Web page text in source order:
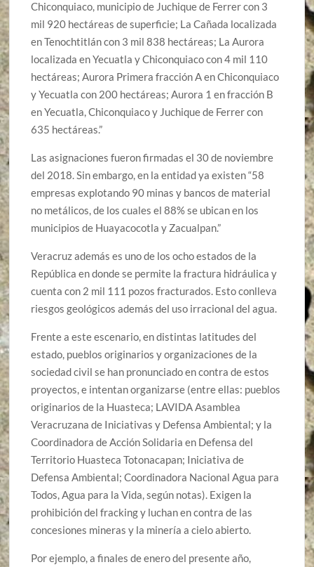
Chiconquiaco, municipio de Juchique de Ferrer con 3
mil 920 hectáreas de superficie; La Cañada localizada
en Tenochtitlán con 3 mil 838 hectáreas; La Aurora
localizada en Yecuatla y Chiconquiaco con 4 mil 110
hectáreas; Aurora Primera fracción A en Chiconquiaco
y Yecuatla con 200 hectáreas; Aurora 1 en fracción B
en Yecuatla, Chiconquiaco y Juchique de Ferrer con
635 hectáreas.”
Las asignaciones fueron firmadas el 30 de noviembre
del 2018. Sin embargo, en la entidad ya existen “58
empresas explotando 90 minas y bancos de material
no metálicos, de los cuales el 88% se ubican en los
municipios de Huayacocotla y Zacualpan.”
Veracruz además es uno de los ocho estados de la
República en donde se permite la fractura hidráulica y
cuenta con 2 mil 111 pozos fracturados. Esto conlleva
riesgos geológicos además del uso irracional del agua.
Frente a este escenario, en distintas latitudes del
estado, pueblos originarios y organizaciones de la
sociedad civil se han pronunciado en contra de estos
proyectos, e intentan organizarse (entre ellas: pueblos
originarios de la Huasteca; LAVIDA Asamblea
Veracruzana de Iniciativas y Defensa Ambiental; y la
Coordinadora de Acción Solidaria en Defensa del
Territorio Huasteca Totonacapan; Iniciativa de
Defensa Ambiental; Coordinadora Nacional Agua para
Todos, Agua para la Vida, según notas). Exigen la
prohibición del fracking y luchan en contra de las
concesiones mineras y la minería a cielo abierto.
Por ejemplo, a finales de enero del presente año,